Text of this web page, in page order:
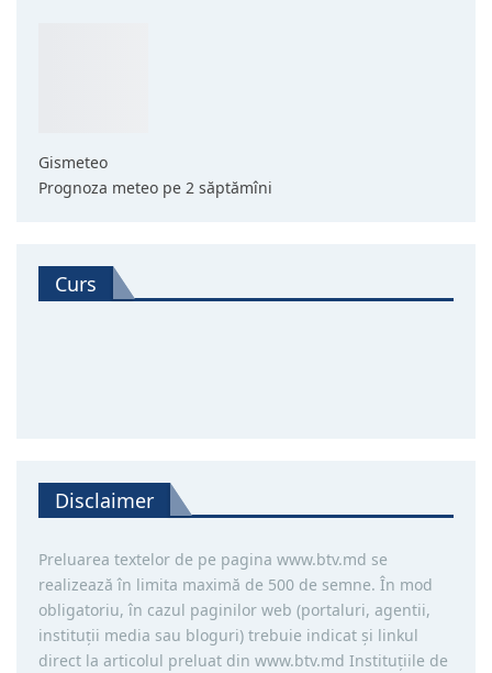
Gismeteo
Prognoza meteo pe 2 săptămîni
Curs
Disclaimer
Preluarea textelor de pe pagina www.btv.md se
realizează în limita maximă de 500 de semne. În mod
obligatoriu, în cazul paginilor web (portaluri, agentii,
instituţii media sau bloguri) trebuie indicat şi linkul
direct la articolul preluat din www.btv.md Instituţiile de